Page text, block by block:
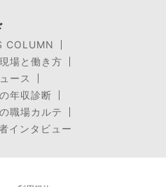
COLUMN
場と働き方
ース
年収診断
職場カルテ
インタビュー